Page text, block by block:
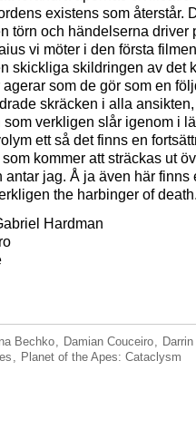
existens som återstår.
törn och händelserna driver
vi möter i den första
skickliga skildringen av det
som de gör som en
skräcken i alla
verkligen slår igenom i
ett så det finns en
kommer att sträckas ut
jag. Å ja även här finns
the harbinger of
Hardman
Bechko, Damian Couceiro,
, Planet of the Apes: Cataclysm